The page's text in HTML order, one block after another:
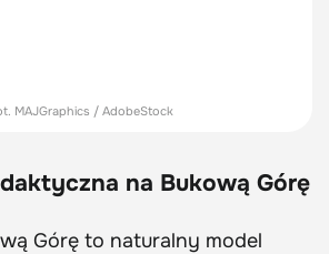
MAJGraphics / AdobeStock
na Bukową Górę
Górę to naturalny model